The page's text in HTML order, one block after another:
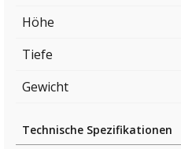
Höhe
Tiefe
Gewicht
Technische Spezifikationen